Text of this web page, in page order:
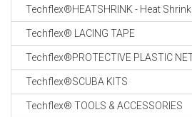
Techflex®HEATSHRINK - Heat Shrink
Techflex® LACING TAPE
Techflex®PROTECTIVE PLASTIC
Techflex®SCUBA KITS
Techflex® TOOLS & ACCESSORIES